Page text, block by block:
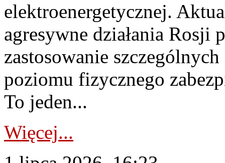
elektroenergetycznej.
agresywne działania Rosji
zastosowanie
poziomu fizycznego
To jeden...
Więcej...